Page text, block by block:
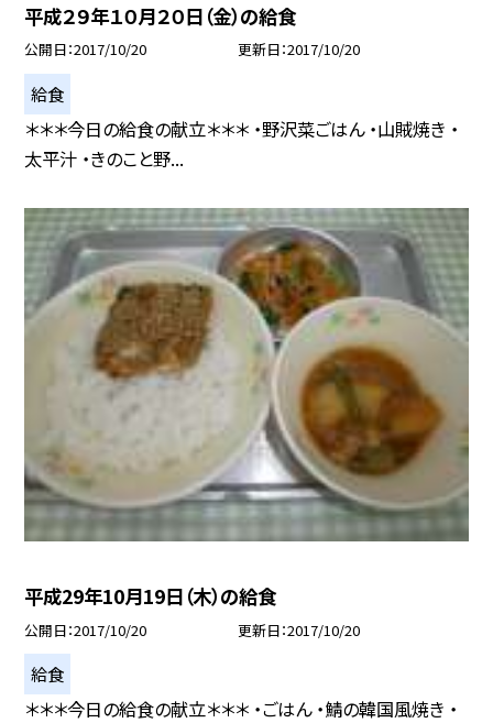
平成２９年１０月２０日（金）の給食
公開日 2017/10/20 更新日 2017/10/20
給食
＊＊＊今日の給食の献立＊＊＊ ・野沢菜ごはん ・山賊焼き ・
太平汁 ・きのこと野...
平成29年10月19日（木）の給食
公開日 2017/10/20 更新日 2017/10/20
給食
＊＊＊今日の給食の献立＊＊＊ ・ごはん ・鯖の韓国風焼き ・